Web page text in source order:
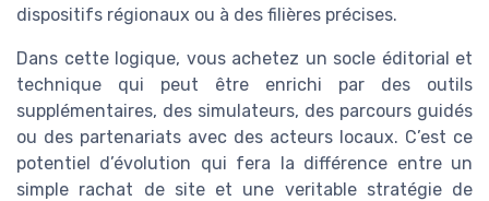
dispositifs régionaux ou à des filières précises.
Dans cette logique, vous achetez un socle éditorial et
technique qui peut être enrichi par des outils
supplémentaires, des simulateurs, des parcours guidés
ou des partenariats avec des acteurs locaux. C’est ce
potentiel d’évolution qui fera la différence entre un
simple rachat de site et une veritable stratégie de